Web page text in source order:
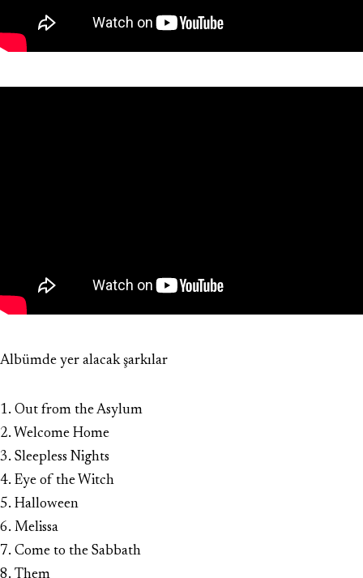
Albümde yer alacak şarkılar
1. Out from the Asylum
2. Welcome Home
3. Sleepless Nights
4. Eye of the Witch
5. Halloween
6. Melissa
7. Come to the Sabbath
8. Them